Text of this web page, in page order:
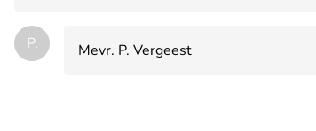
P. Mevr. P. Vergeest